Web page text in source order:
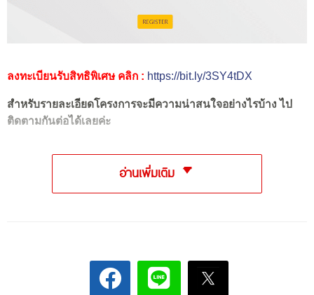
ลงทะเบียนรับสิทธิพิเศษ คลิก : https://bit.ly/3SY4tDX
สำหรับรายละเอียดโครงการจะมีความน่าสนใจอย่างไรบ้าง ไป
ติดตามกันต่อได้เลยค่ะ
อ่านเพิ่มเติม